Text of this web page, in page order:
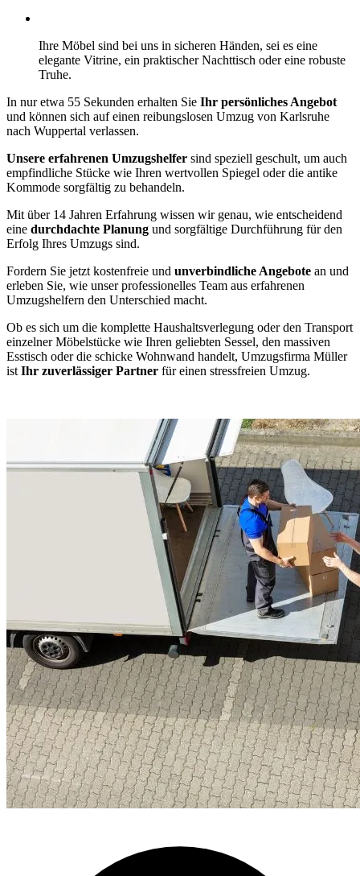
Ihre Möbel sind bei uns in sicheren Händen, sei es eine
elegante Vitrine, ein praktischer Nachttisch oder eine robuste
Truhe.
In nur etwa 55 Sekunden erhalten Sie Ihr persönliches Angebot
und können sich auf einen reibungslosen Umzug von Karlsruhe
nach Wuppertal verlassen.
Unsere erfahrenen Umzugshelfer sind speziell geschult, um auch
empfindliche Stücke wie Ihren wertvollen Spiegel oder die antike
Kommode sorgfältig zu behandeln.
Mit über 14 Jahren Erfahrung wissen wir genau, wie entscheidend
eine durchdachte Planung und sorgfältige Durchführung für den
Erfolg Ihres Umzugs sind.
Fordern Sie jetzt kostenfreie und unverbindliche Angebote an und
erleben Sie, wie unser professionelles Team aus erfahrenen
Umzugshelfern den Unterschied macht.
Ob es sich um die komplette Haushaltsverlegung oder den Transport
einzelner Möbelstücke wie Ihren geliebten Sessel, den massiven
Esstisch oder die schicke Wohnwand handelt, Umzugsfirma Müller
ist Ihr zuverlässiger Partner für einen stressfreien Umzug.